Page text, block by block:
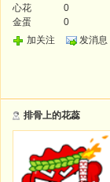
心花
0
金蛋
0
加关注
发消息
排骨上的花蕊